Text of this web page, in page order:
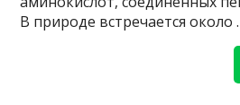
В природе встречается около